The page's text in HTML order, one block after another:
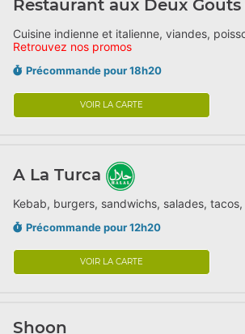
Restaurant aux Deux Gouts
Cuisine indienne et italienne, viandes,
Retrouvez nos promos
Précommande pour 18h20
VOIR LA CARTE
A La Turca
Kebab, burgers, sandwichs, salades, tacos,
Précommande pour 12h20
VOIR LA CARTE
Shoon